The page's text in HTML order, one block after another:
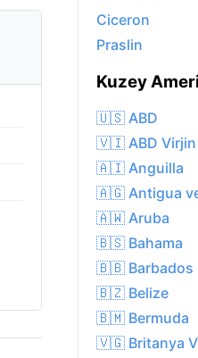
Ciceron
Praslin
Kuzey
🇺🇸 ABD
🇻🇮 ABD Virjin
🇦🇮 Anguilla
🇦🇬 Antigua
🇦🇼 Aruba
🇧🇸 Bahama
🇧🇧 Barbados
🇧🇿 Belize
🇧🇲 Bermuda
🇻🇬 Britanya